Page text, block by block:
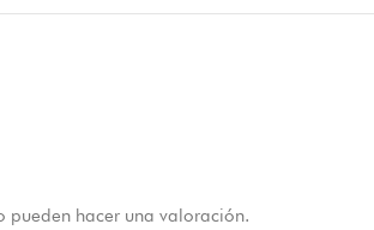
pueden hacer una valoración.